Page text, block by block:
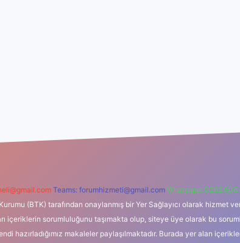
Teams: forumhizmeti@gmail.com Whatsapp: 0262 606
(BTK) tarafından onaylanmış bir Yer Sağlayıcı olarak
içeriklerin sorumluluğunu taşımakta olup, siteye üye olarak bu
hazırladığımız makaleler paylaşılmaktadır. Burada yer alan